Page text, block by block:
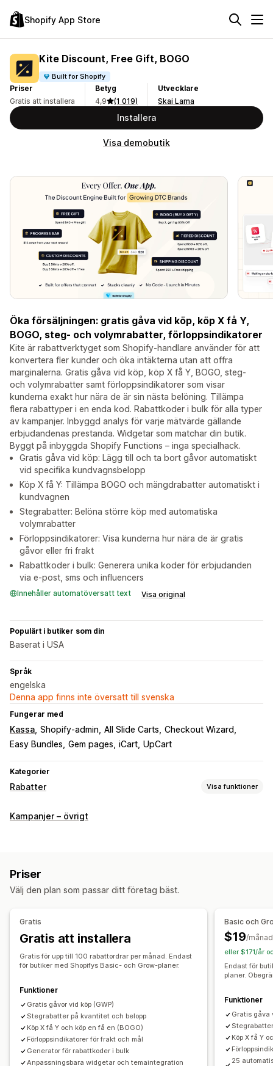
Shopify App Store
Kite Discount, Free Gift, BOGO
Built for Shopify
Priser
Gratis att installera
Betyg
4,9
(1 019)
Utvecklare
Skai Lama
Installera
Visa demobutik
Öka försäljningen: gratis gåva vid köp, köp X få Y,
BOGO, steg- och volymrabatter, förloppsindikatorer
Kite är rabattverktyget som Shopify-handlare använder för att
konvertera fler kunder och öka intäkterna utan att offra
marginalerna. Gratis gåva vid köp, köp X få Y, BOGO, steg-
och volymrabatter samt förloppsindikatorer som visar
kunderna exakt hur nära de är sin nästa belöning. Tillämpa
flera rabattyper i en enda kod. Rabattkoder i bulk för alla typer
av kampanjer. Inbyggd analys för varje mätvärde gällande
erbjudandenas prestanda. Widgetar som matchar din butik.
Byggt på inbyggda Shopify Functions – inga specialhack.
Gratis gåva vid köp: Lägg till och ta bort gåvor automatiskt
vid specifika kundvagnsbelopp
Köp X få Y: Tillämpa BOGO och mängdrabatter automatiskt i
kundvagnen
Stegrabatter: Belöna större köp med automatiska
volymrabatter
Förloppsindikatorer: Visa kunderna hur nära de är gratis
gåvor eller fri frakt
Rabattkoder i bulk: Generera unika koder för erbjudanden
via e-post, sms och influencers
Innehåller automatöversatt text Visa original
Populärt i butiker som din
Baserat i USA
Språk
engelska
Denna app finns inte översatt till svenska
Fungerar med
Kassa Shopify-admin All Slide Carts Checkout Wizard
Easy Bundles Gem pages iCart UpCart
Kategorier
Rabatter Visa funktioner
Rabattyper
Procentuella rabatter
Fri frakt
Fraktkostnader
Rabatter på hela varukorgen
Tidsbegränsade erbjudanden
Merförsäljningsrabatter
Korsförsäljningsrabatter Popup-fönster
Dynamisk prissättning Anpassade rabatter
Anpassade typsnitt Valutakonvertering
Lokalisering
Kampanjer
Utlösare och regler
Kombinerade rabatter
Automatiseringar
Målinriktning
Segmentering Taggning Filtrering Rapportering
Kampanjer – övrigt
Priser
Välj den plan som passar ditt företag bäst.
Gratis
Gratis att installera
Gratis för upp till 100 rabattordrar per månad. Endast
för butiker med Shopifys Basic- och Grow-planer.
Funktioner
Gratis gåvor vid köp (GWP)
Stegrabatter på kvantitet och belopp
Köp X få Y och köp en få en (BOGO)
Förloppsindikatorer för frakt och mål
Generator för rabattkoder i bulk
Anpassningsbara widgetar och temaintegration
Basic och
$19/månad
eller $171/år
Endast för
planer.
Funktioner
Gratis gåva
Köp X få Y
25